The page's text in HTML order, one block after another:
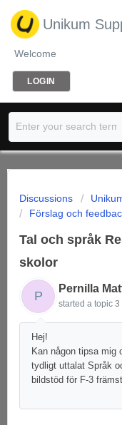
Unikum
Welcome
LOGIN
Discussions
Förslag och
Tal och språk
skolor
P
Pernilla
started a topic 3
Hej!
Kan någon tipsa mig
tydligt uttalat Språk
bildstöd för F-3